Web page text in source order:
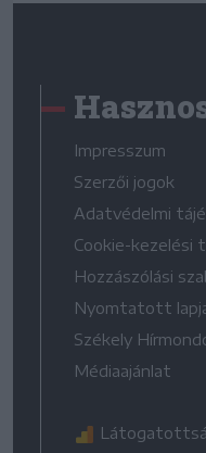
Impresszum
Szerzői jogok
Adatvédelmi
Cookie-kezelési
Hozzászólási
Nyomtatott
Székely
Médiaajánlat